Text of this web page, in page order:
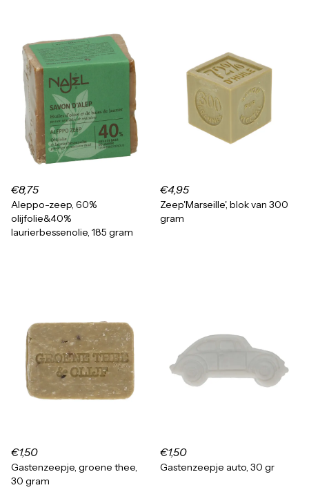
€8,75
Aleppo-zeep, 60%
olijfolie&40%
laurierbessenolie, 185 gram
€4,95
Zeep'Marseille', blok van 300
gram
€1,50
Gastenzeepje, groene thee,
30 gram
€1,50
Gastenzeepje auto, 30 gr